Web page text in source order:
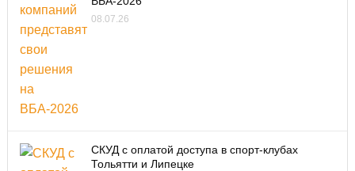
08.07.26
СКУД с оплатой доступа в спорт-клубах
Тольятти и Липецке